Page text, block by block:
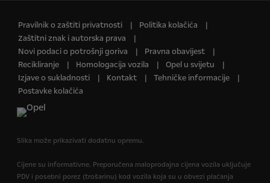
Pravilnik o zaštiti privatnosti
Politika kolačića
Zaštitni znak i autorska prava
Novi podaci o potrošnji goriva
Pravna obavijest
Recikliranje
Homologacija vozila
Opel u svijetu
Izjave o sukladnosti
Kontakt
Tehničke informacije
Postavke kolačića
Slika može prikazivati dodatnu opremu.
Cijene su informativne. Preporučena maloprodajna cijena vozila uključuje
PDV i posebni porez (trošarinu) kod vozila koja su u obvezi plaćanja